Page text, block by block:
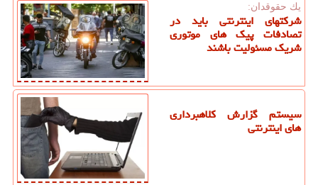
یك حقوقدان:
شرکتهای اینترنتی باید در
تصادفات پیک های موتوری
شریک مسئولیت باشند
سیستم گزارش کلاهبرداری
های اینترنتی